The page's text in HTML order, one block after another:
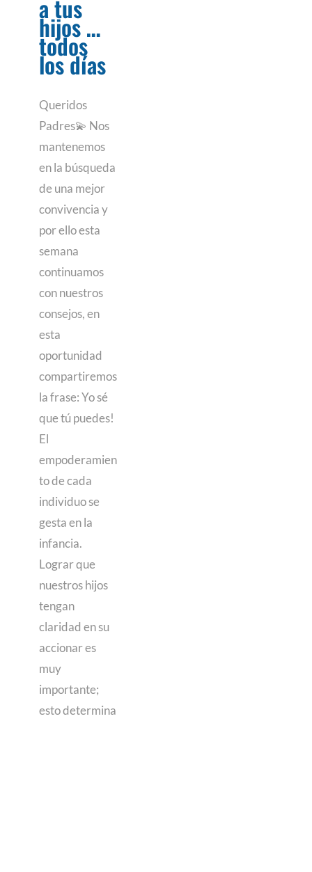
a tus
hijos …
todos
los días
Queridos
Padres💫 Nos
mantenemos
en la búsqueda
de una mejor
convivencia y
por ello esta
semana
continuamos
con nuestros
consejos, en
esta
oportunidad
compartiremos
la frase: Yo sé
que tú puedes!
El
empoderamien
to de cada
individuo se
gesta en la
infancia.
Lograr que
nuestros hijos
tengan
claridad en su
accionar es
muy
importante;
esto determina